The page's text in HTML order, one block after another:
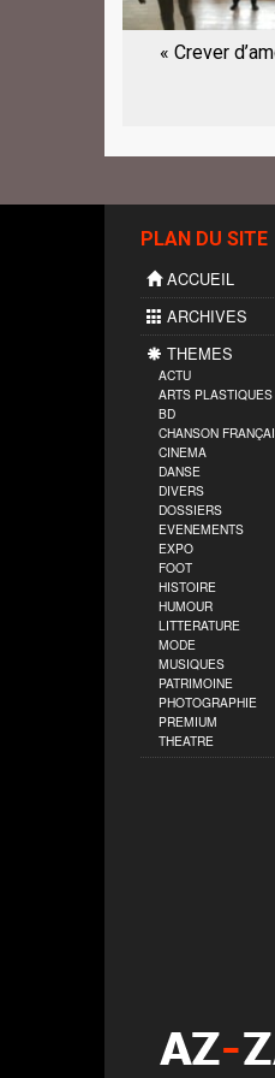
« Crever
PLAN DU SITE
ACCUEIL
ARCHIVES
THEMES
ACTU
ARTS PLASTIQUES
BD
CHANSON
CINEMA
DANSE
DIVERS
DOSSIERS
EVENEMENTS
EXPO
FOOT
HISTOIRE
HUMOUR
LITTERATURE
MODE
MUSIQUES
PATRIMOINE
PHOTOGRAPHIE
PREMIUM
THEATRE